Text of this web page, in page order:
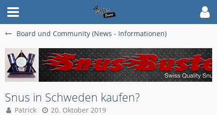
Board und Community (News - Informationen)
Snus in Schweden kaufen?
Patrick 20. Oktober 2019